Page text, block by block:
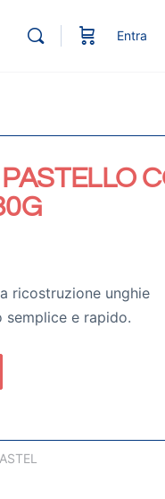
Entra
ricostruzione unghie
semplice e rapido.